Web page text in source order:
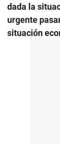
dada la
urgente
situación